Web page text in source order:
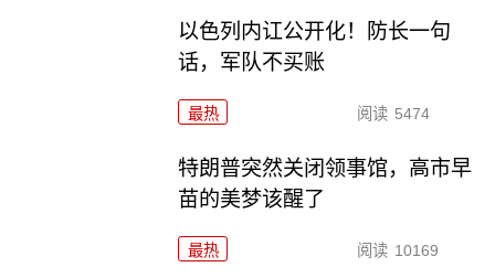
以色列内讧公开化！防长一句
话，军队不买账
最热 阅读 5474
特朗普突然关闭领事馆，高市早
苗的美梦该醒了
最热 阅读 10169